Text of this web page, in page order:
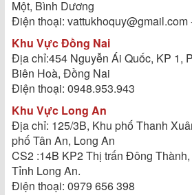
Một, Bình Dương
Điện thoại: vattukhoquy@gmail.com
Khu Vực Đồng Nai
Địa chỉ:454 Nguyễn Ái Quốc, KP 1,
Biên Hoà, Đồng Nai
Điện thoại: 0948.953.943
Khu Vực Long An
Địa chỉ: 125/3B, Khu phố Thanh
phố Tân An, Long An
CS2 :14B KP2 Thị trấn Đông
Tỉnh Long An.
Điện thoại: 0979 656 398